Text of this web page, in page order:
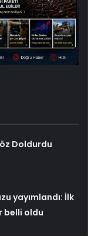
Doldurdu
yayımlandı: İlk
belli oldu